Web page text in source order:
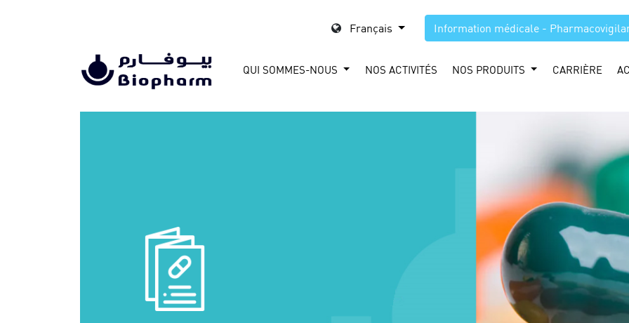
Français Information médicale -
QUI SOMMES-NOUS NOS ACTIVITÉS NOS PRODUITS CARRIÈRE